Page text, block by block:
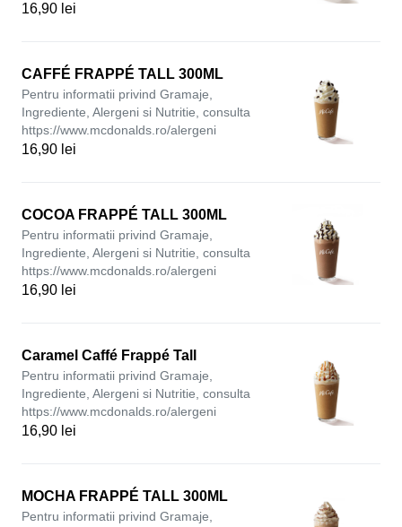
16,90 lei
CAFFÉ FRAPPÉ TALL 300ML
Pentru informatii privind Gramaje,
Ingrediente, Alergeni si Nutritie, consulta
https://www.mcdonalds.ro/alergeni
16,90 lei
COCOA FRAPPÉ TALL 300ML
Pentru informatii privind Gramaje,
Ingrediente, Alergeni si Nutritie, consulta
https://www.mcdonalds.ro/alergeni
16,90 lei
Caramel Caffé Frappé Tall
Pentru informatii privind Gramaje,
Ingrediente, Alergeni si Nutritie, consulta
https://www.mcdonalds.ro/alergeni
16,90 lei
MOCHA FRAPPÉ TALL 300ML
Pentru informatii privind Gramaje,